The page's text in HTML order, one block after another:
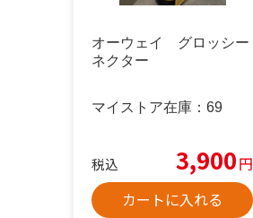
オーウェイ グロッシー
ネクター
マイストア在庫： 69
税込 3,900円
カートに入れる